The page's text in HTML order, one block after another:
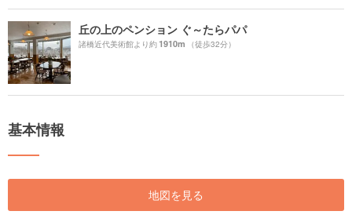
丘の上のペンション ぐ～たらパパ
諸橋近代美術館より約1910m （徒歩32分）
基本情報
地図を見る